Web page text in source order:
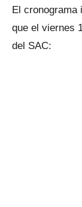
El cronograma
que el viernes
del SAC: